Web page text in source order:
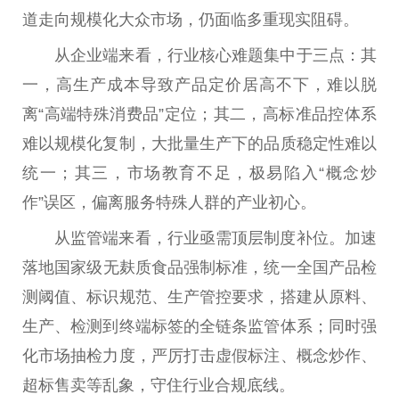
道走向规模化大众市场，仍面临多重现实阻碍。
从企业端来看，行业核心难题集中于三点：其
一，高生产成本导致产品定价居高不下，难以脱
离“高端特殊消费品”定位；其二，高标准品控体系
难以规模化复制，大批量生产下的品质稳定性难以
统一；其三，市场教育不足，极易陷入“概念炒
作”误区，偏离服务特殊人群的产业初心。
从监管端来看，行业亟需顶层制度补位。加速
落地国家级无麸质食品强制标准，统一全国产品检
测阈值、标识规范、生产管控要求，搭建从原料、
生产、检测到终端标签的全链条监管体系；同时强
化市场抽检力度，严厉打击虚假标注、概念炒作、
超标售卖等乱象，守住行业合规底线。